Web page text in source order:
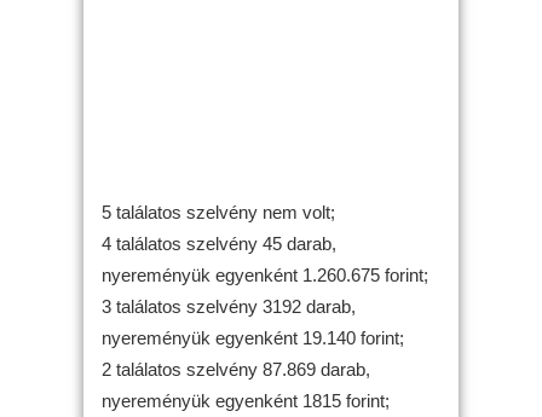
5 találatos szelvény nem volt;
4 találatos szelvény 45 darab,
nyereményük egyenként 1.260.675 forint;
3 találatos szelvény 3192 darab,
nyereményük egyenként 19.140 forint;
2 találatos szelvény 87.869 darab,
nyereményük egyenként 1815 forint;